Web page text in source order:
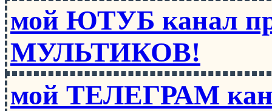
мой ЮТУБ канал
МУЛЬТИКОВ!
мой ТЕЛЕГРАМ